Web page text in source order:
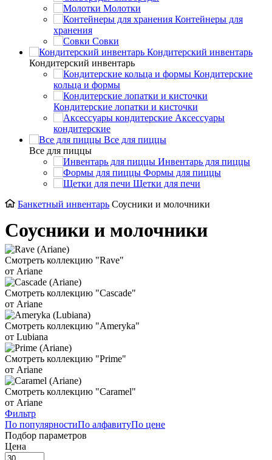
Молотки
Контейнеры для
хранения
Совки
Кондитерский инвентарь
Кондитерский инвентарь
Кондитерские
кольца и формы
Кондитерские лопатки и кисточки
Аксессуары
кондитерские
Все для пиццы
Все для пиццы
Инвентарь для пиццы
Формы для пиццы
Щетки для печи
Банкетный инвентарь Соусники и молочники
Соусники и молочники
Смотреть коллекцию "Rave"
от Ariane
Смотреть коллекцию "Cascade"
от Ariane
Смотреть коллекцию "Ameryka"
от Lubiana
Смотреть коллекцию "Prime"
от Ariane
Смотреть коллекцию "Caramel"
от Ariane
Фильтр
По популярностиПо алфавитуПо цене
Подбор параметров
Цена